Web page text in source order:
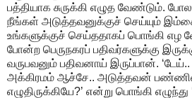
பத்தியாக சுருக்கி எழுத வேண்டும்.
நீங்கள் அடுத்தவனுக்குச் செய்யும்
உங்களுக்குச் செய்ததாகப் பொங்கி
போன்ற பெருநகரப் பதிவர்களுக்கு
வருபவனும் பதிவனாய் இருப்பான்.
அக்கிரமம் ஆச்சே.. அடுத்தவன் பண்ணின
எழுதிருக்கியே?’ என்று பொங்கி